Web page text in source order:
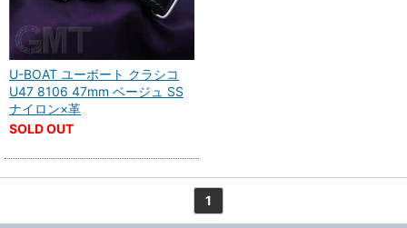
U-BOAT ユーボート クラシコ
U47 8106 47mm ベージュ SS
ナイロン×革
SOLD OUT
1